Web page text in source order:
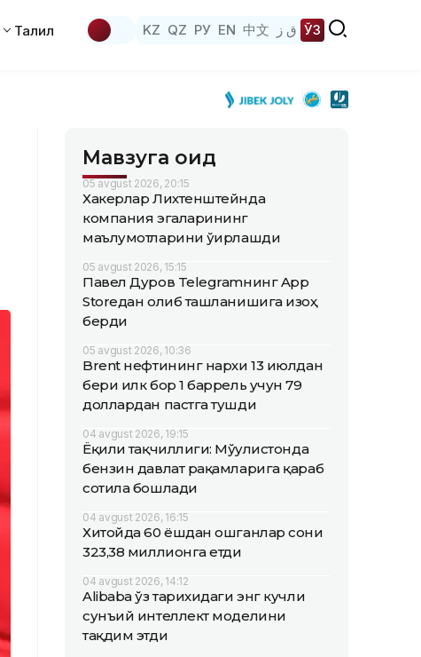
Таҳлил KZ QZ РУ EN 中文 ق ز ЎЗ
Мавзуга оид
05 avgust 2026, 20:15
Хакерлар Лихтенштейнда
компания эгаларининг
маълумотларини ўғирлашди
05 avgust 2026, 15:15
Павел Дуров Telegramнинг App
Storeдан олиб ташланишига изоҳ
берди
05 avgust 2026, 10:36
Brent нефтининг нархи 13 июлдан
бери илк бор 1 баррель учун 79
доллардан пастга тушди
04 avgust 2026, 19:15
Ёқилғи тақчиллиги: Мўғулистонда
бензин давлат рақамларига қараб
сотила бошлади
04 avgust 2026, 16:15
Хитойда 60 ёшдан ошганлар сони
323,38 миллионга етди
04 avgust 2026, 14:12
Alibaba ўз тарихидаги энг кучли
сунъий интеллект моделини
тақдим этди